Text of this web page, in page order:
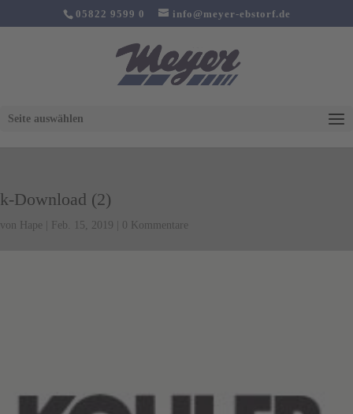
05822 9599 0 info@meyer-ebstorf.de
Seite auswählen
k-Download (2)
von Hape Feb. 15, 2019 0 Kommentare